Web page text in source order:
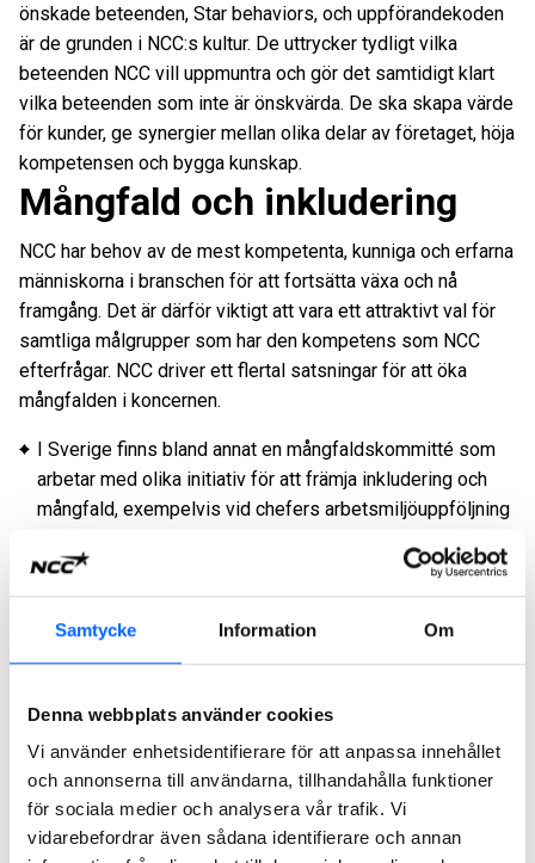
Samtycke Information Om
Denna webbplats använder cookies
Vi använder enhetsidentifierare för att anpassa innehållet
och annonserna till användarna, tillhandahålla funktioner
för sociala medier och analysera vår trafik. Vi
vidarebefordrar även sådana identifierare och annan
önskade beteenden, Star behaviors, och uppförandekoden
är de grunden i NCC:s kultur. De uttrycker tydligt vilka
beteenden NCC vill uppmuntra och gör det samtidigt klart
vilka beteenden som inte är önskvärda. De ska skapa värde
för kunder, ge synergier mellan olika delar av företaget, höja
kompetensen och bygga kunskap.
Mångfald och inkludering
NCC har behov av de mest kompetenta, kunniga och erfarna
människorna i branschen för att fortsätta växa och nå
framgång. Det är därför viktigt att vara ett attraktivt val för
samtliga målgrupper som har den kompetens som NCC
efterfrågar. NCC driver ett flertal satsningar för att öka
mångfalden i koncernen.
I Sverige finns bland annat en mångfaldskommitté som
arbetar med olika initiativ för att främja inkludering och
mångfald, exempelvis vid chefers arbetsmiljöuppföljning
I Sverige finns även kunskapshöjande temadag på temat
diskriminering och mobbning, deltagande i det externa
mentornätverket Pepp och NCC:s sedan länge etablerade
kvinnliga nätverk Stella.
ledande nätverket i branschen för att främja diversifiering
och jämställdhet.
NCC lyfter också fram förebilder och personer med olika
bakgrund och erfarenhet i samband med rekrytering.